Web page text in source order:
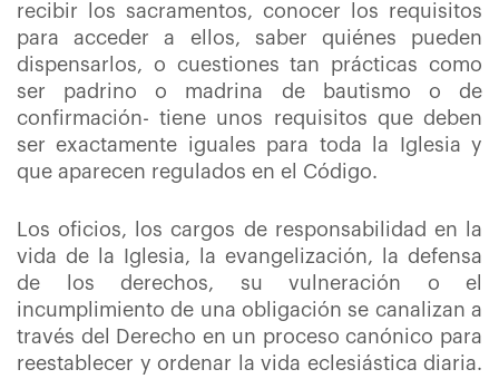
recibir los sacramentos, conocer los requisitos
para acceder a ellos, saber quiénes pueden
dispensarlos, o cuestiones tan prácticas como
ser padrino o madrina de bautismo o de
confirmación- tiene unos requisitos que deben
ser exactamente iguales para toda la Iglesia y
que aparecen regulados en el Código.
Los oficios, los cargos de responsabilidad en la
vida de la Iglesia, la evangelización, la defensa
de los derechos, su vulneración o el
incumplimiento de una obligación se canalizan a
través del Derecho en un proceso canónico para
reestablecer y ordenar la vida eclesiástica diaria.